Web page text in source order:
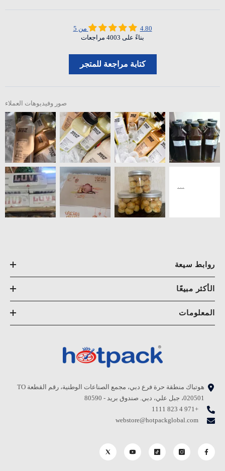
4.80 من 5
بناءً على 4003 مراجعات
كتابة مراجعة للمتجر
صور وفيديوهات العملاء
روابط سيعة
الأكثر مبيعًا
المعلومات
هوتباك منطقة حرة فرع دبي، مجمع الصناعات الوطنية، رقم القطعة TO
020501، جبل علي، دبي. صندوق بريد - 80590
+971 4 823 1111
webstore@hotpackglobal.com